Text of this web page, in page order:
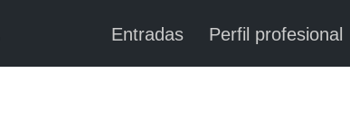
Entradas Perfil profesional